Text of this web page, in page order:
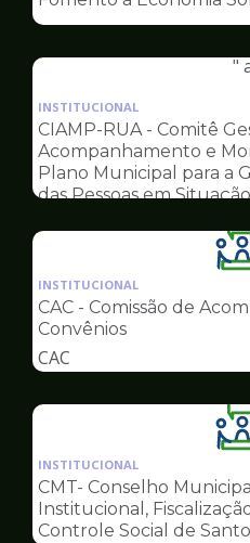
"
INSTITUCIONAL
CIAMP-RUA - Comitê
Acompanhamento e
Plano Municipal para a
das Pessoas em
INSTITUCIONAL
CAC - Comissão de
Convênios
CAC
INSTITUCIONAL
CMT- Conselho
Institucional,
Controle Social de